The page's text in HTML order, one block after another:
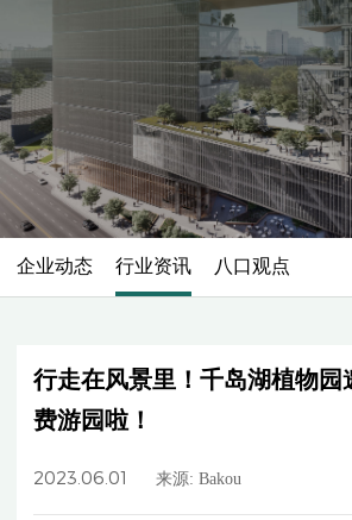
企业动态 行业资讯 八口观点
行走在风景里！千岛湖植物园
费游园啦！
2023.06.01 来源: Bakou